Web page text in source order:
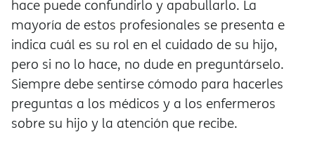
hace puede confundirlo y apabullarlo. La
mayoría de estos profesionales se presenta e
indica cuál es su rol en el cuidado de su hijo,
pero si no lo hace, no dude en preguntárselo.
Siempre debe sentirse cómodo para hacerles
preguntas a los médicos y a los enfermeros
sobre su hijo y la atención que recibe.